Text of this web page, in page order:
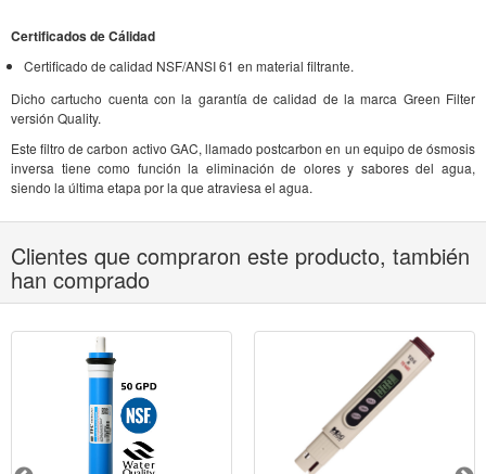
Certificados de Cálidad
Certificado de calidad NSF/ANSI 61 en material filtrante.
Dicho cartucho cuenta con la garantía de calidad de la marca Green Filter
versión Quality.
Este filtro de carbon activo GAC, llamado postcarbon en un equipo de ósmosis
inversa tiene como función la eliminación de olores y sabores del agua,
siendo la última etapa por la que atraviesa el agua.
Clientes que compraron este producto, también
han comprado